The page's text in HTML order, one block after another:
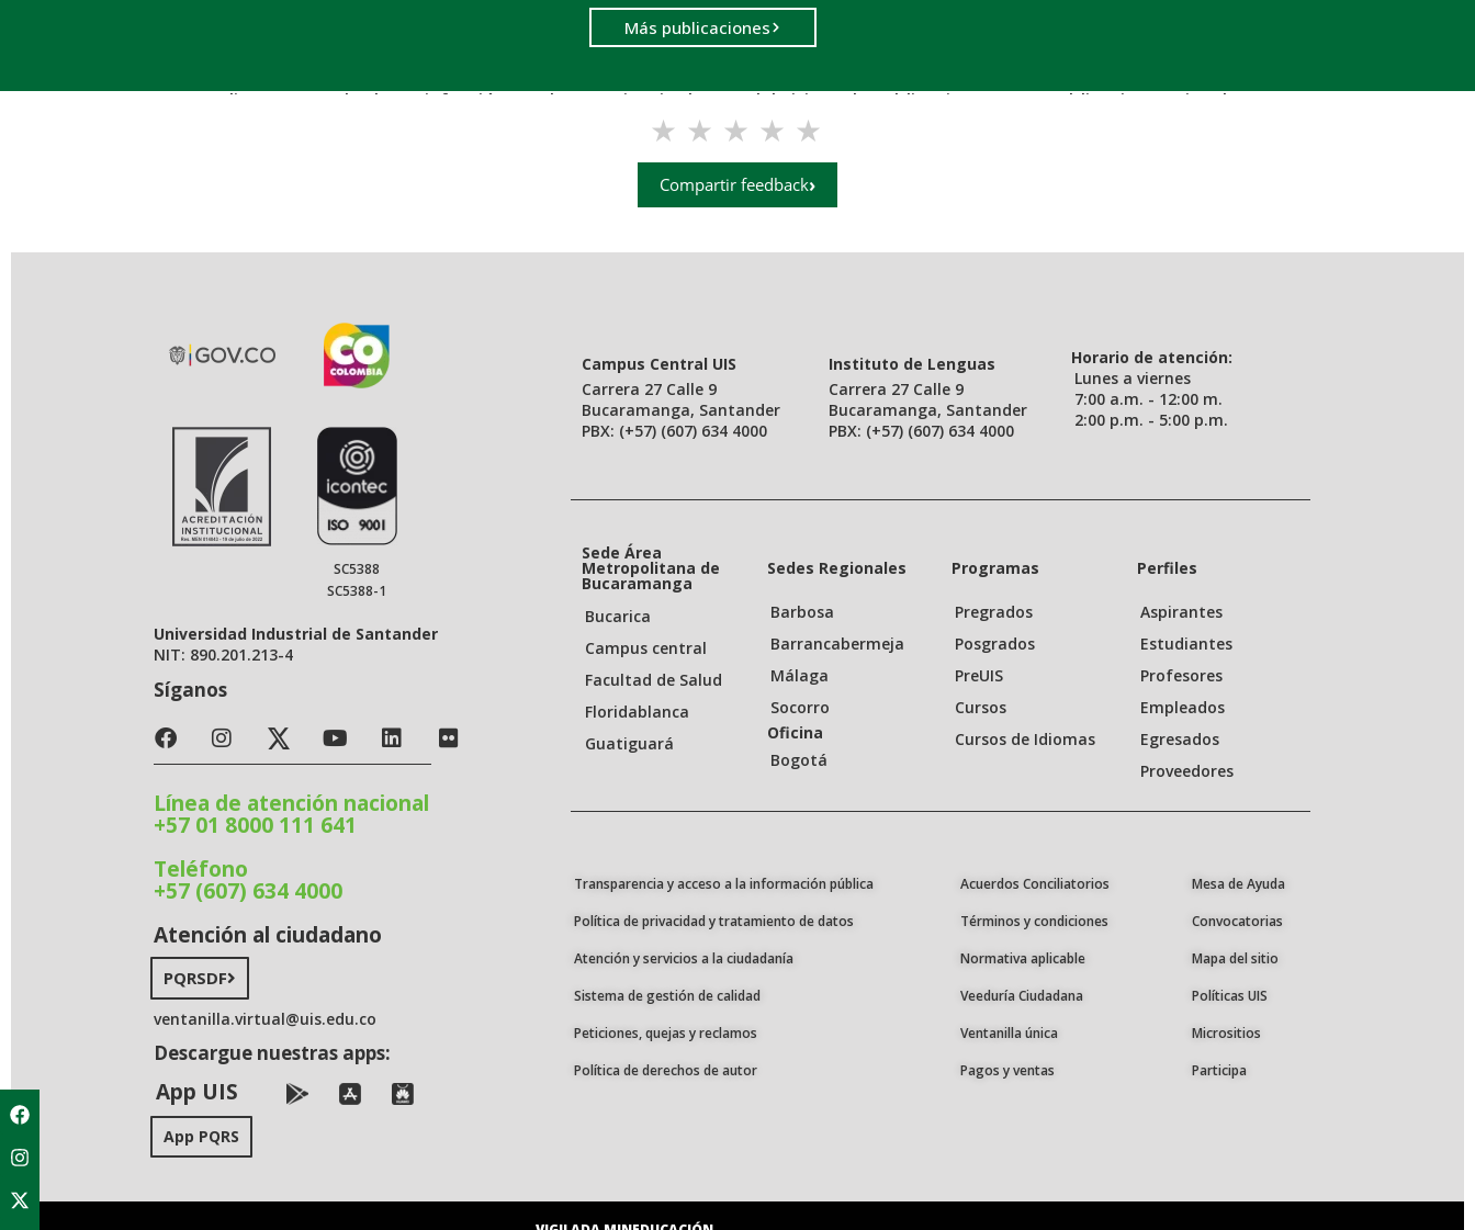
Más publicaciones
Indique su grado de satisfacción con la experiencia de uso del sitio web Publicaciones UIS (publicaciones.uis.edu.co)